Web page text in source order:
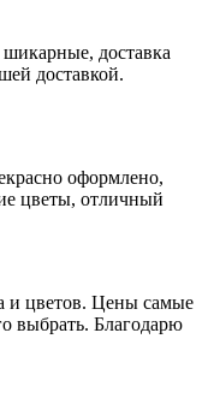
доставка
доставкой.
оформлено,
цветы, отличный
и цветов. Цены самые
выбрать. Благодарю